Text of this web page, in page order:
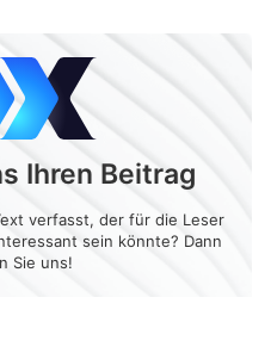
Ihren Beitrag
verfasst, der für die Leser
sein könnte? Dann
Sie uns!